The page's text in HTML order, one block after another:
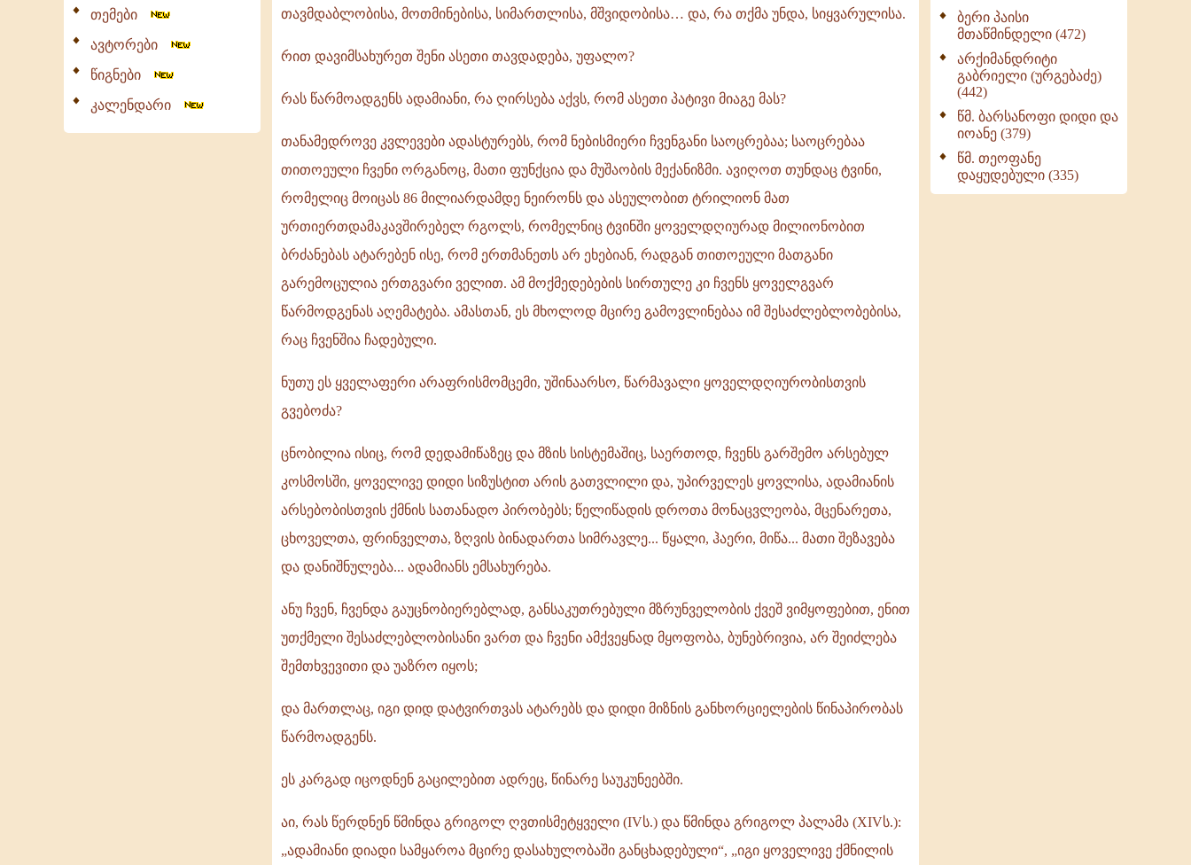
თემები
ავტორები
წიგნები
კალენდარი
თავმდაბლობისა, მოთმინებისა, სიმართლისა, მშვიდობისა… და, რა თქმა უნდა, სიყვარულისა.
რით დავიმსახურეთ შენი ასეთი თავდადება, უფალო?
რას წარმოადგენს ადამიანი, რა ღირსება აქვს, რომ ასეთი პატივი მიაგე მას?
თანამედროვე კვლევები ადასტურებს, რომ ნებისმიერი ჩვენგანი საოცრებაა; საოცრებაა
თითოეული ჩვენი ორგანოც, მათი ფუნქცია და მუშაობის მექანიზმი. ავიღოთ თუნდაც ტვინი,
რომელიც მოიცას 86 მილიარდამდე ნეირონს და ასეულობით ტრილიონ მათ
ურთიერთდამაკავშირებელ რგოლს, რომელნიც ტვინში ყოველდღიურად მილიონობით
ბრძანებას ატარებენ ისე, რომ ერთმანეთს არ ეხებიან, რადგან თითოეული მათგანი
გარემოცულია ერთგვარი ველით. ამ მოქმედებების სირთულე კი ჩვენს ყოველგვარ
წარმოდგენას აღემატება. ამასთან, ეს მხოლოდ მცირე გამოვლინებაა იმ შესაძლებლობებისა,
რაც ჩვენშია ჩადებული.
ნუთუ ეს ყველაფერი არაფრისმომცემი, უშინაარსო, წარმავალი ყოველდღიურობისთვის
გვებოძა?
ცნობილია ისიც, რომ დედამიწაზეც და მზის სისტემაშიც, საერთოდ, ჩვენს გარშემო არსებულ
კოსმოსში, ყოველივე დიდი სიზუსტით არის გათვლილი და, უპირველეს ყოვლისა, ადამიანის
არსებობისთვის ქმნის სათანადო პირობებს; წელიწადის დროთა მონაცვლეობა, მცენარეთა,
ცხოველთა, ფრინველთა, ზღვის ბინადართა სიმრავლე... წყალი, ჰაერი, მიწა... მათი შეზავება
და დანიშნულება... ადამიანს ემსახურება.
ანუ ჩვენ, ჩვენდა გაუცნობიერებლად, განსაკუთრებული მზრუნველობის ქვეშ ვიმყოფებით, ენით
უთქმელი შესაძლებლობისანი ვართ და ჩვენი ამქვეყნად მყოფობა, ბუნებრივია, არ შეიძლება
შემთხვევითი და უაზრო იყოს;
და მართლაც, იგი დიდ დატვირთვას ატარებს და დიდი მიზნის განხორციელების წინაპირობას
წარმოადგენს.
ეს კარგად იცოდნენ გაცილებით ადრეც, წინარე საუკუნეებში.
აი, რას წერდნენ წმინდა გრიგოლ ღვთისმეტყველი (IVს.) და წმინდა გრიგოლ პალამა (XIVს.):
„ადამიანი დიადი სამყაროა მცირე დასახულობაში განცხადებული“, „იგი ყოველივე ქმნილის
ბერი პაისი
მთაწმინდელი (472)
არქიმანდრიტი
გაბრიელი (ურგებაძე)
(442)
წმ. ბარსანოფი დიდი და
იოანე (379)
წმ. თეოფანე
დაყუდებული (335)